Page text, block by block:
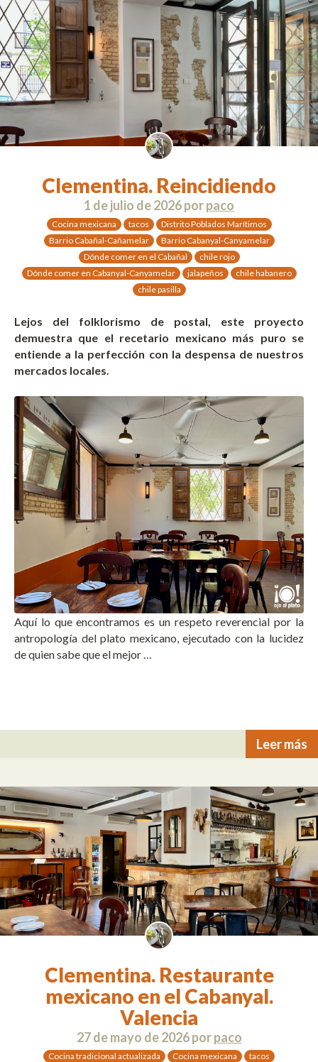
Clementina. Reincidiendo
1 de julio de 2026porpaco
Cocina mexicana tacos
Distrito Poblados Marítimos
Barrio Cabañal-Cañamelar
Barrio Cabanyal-Canyamelar
Dónde comer en el Cabañal
chile rojo
Dónde comer en Cabanyal-Canyamelar
jalapeños
chile habanero
chile pasilla
Lejos del folklorismo de postal, este proyecto
demuestra que el recetario mexicano más puro se
entiende a la perfección con la despensa de nuestros
mercados locales.
Aquí lo que encontramos es un respeto reverencial por la
antropología del plato mexicano, ejecutado con la lucidez
de quien sabe que el mejor …
Leer más
Clementina. Restaurante
mexicano en el Cabanyal.
Valencia
27 de mayo de 2026porpaco
Cocina tradicional actualizada Cocina mexicana
tacos